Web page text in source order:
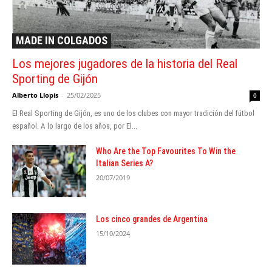
MADE IN COLGADOS
Los mejores jugadores de la historia del Real
Sporting de Gijón
Alberto Llopis - 25/02/2025 0
El Real Sporting de Gijón, es uno de los clubes con mayor tradición del fútbol
español. A lo largo de los años, por El...
Who Are the Top Favourites To Win the
Italian Series A?
20/07/2019
Los cinco grandes de Argentina
15/10/2024